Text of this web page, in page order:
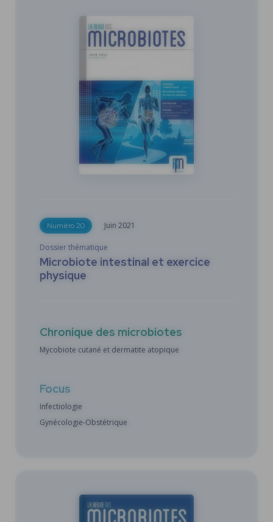
Numéro 20 Juin 2021
Dossier thématique
Microbiote intestinal et exercice
physique
Chronique des microbiotes
Mycobiote cutané et dermatite atopique
Focus
Infectiologie
Gynécologie-Obstétrique